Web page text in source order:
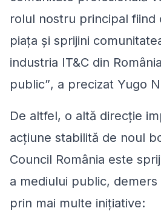
rolul nostru principal fiind
piața și sprijini
industria IT&C din
public”, a precizat Yugo
De altfel, o altă direcție
acțiune stabilită de noul
Council România este
a mediului public,
prin mai multe inițiative: